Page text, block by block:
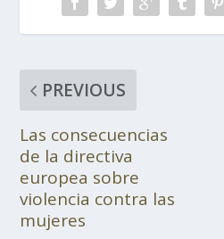
PREVIOUS
Las consecuencias
de la directiva
europea sobre
violencia contra las
mujeres